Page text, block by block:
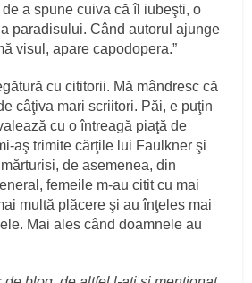
a spune cuiva că îl iubeşti, o
paradisului. Când autorul ajunge
visul, apare capodopera.”
cu cititorii. Mă mândresc că
câţiva mari scriitori. Păi, e puţin
cu o întreagă piaţă de
aş trimite cărţile lui Faulkner şi
de asemenea, din
femeile m-au citit cu mai
multă plăcere şi au înţeles mai
Mai ales când doamnele au